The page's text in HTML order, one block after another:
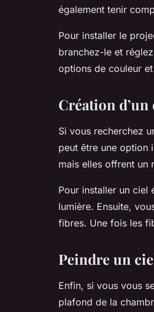
également tenir
Pour installer le
branchez-le et
options de couleur
Création
Si vous recherchez
peut être une option
mais elles offrent un
Pour installer un ciel
lumière. Ensuite,
fibres. Une fois les
Peindre un
Enfin, si vous vous
plafond de la